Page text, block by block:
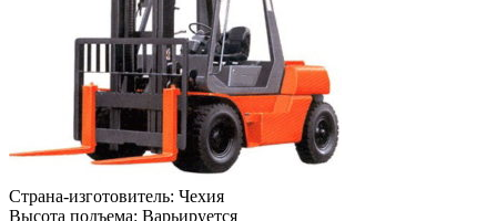
Страна-изготовитель: Чехия
Высота подъема: Варьируется